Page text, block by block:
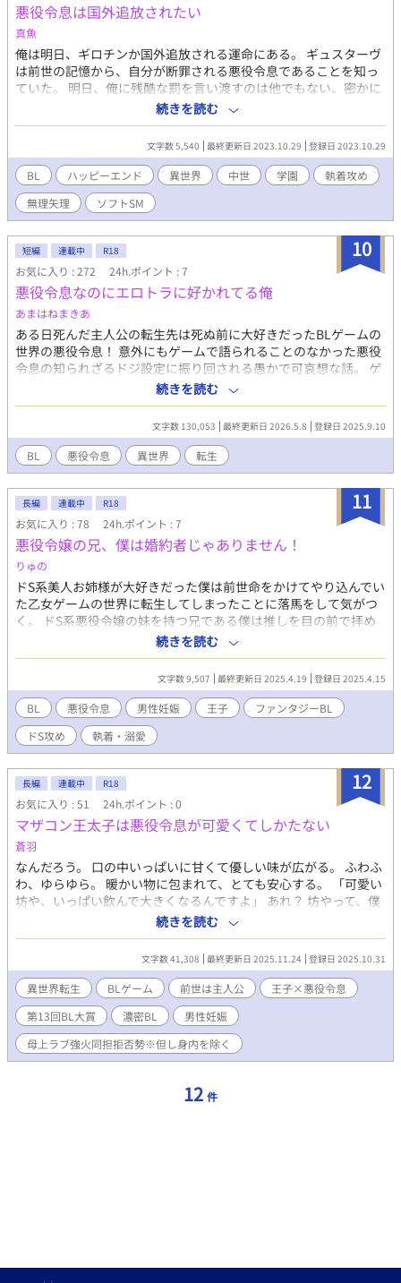
悪役令息は国外追放されたい
真魚
俺は明日、ギロチンか国外追放される運命にある。 ギュスターヴ
は前世の記憶から、自分が断罪される悪役令息であることを知っ
ていた。 明日、俺に残酷な罰を言い渡すのは他でもない、密かに
想いを寄せていた学友のリュシアン第二王子だ。 絶望と焦燥の
中、ギュスターヴは最後の夜もSMプレイをしてくれる娼館に足を
運んだ。 だって、この娼館の男娼、リュシアンに声がそっくりだ
から…… 「第二王子×悪役令息」の乙女ゲーム転生ものです。 ム
ーンライトノベルズにも掲載しています。
続きを読む
文字数 5,540 最終更新日 2023.10.29 登録日 2023.10.29
BL ハッピーエンド 異世界 中世 学園
執着攻め
無理矢理
ソフトSM
10
短編 連載中 R18
お気に入り : 272 24h.ポイント : 7
悪役令息なのにエロトラに好かれてる俺
あまはねまきあ
ある日死んだ主人公の転生先は死ぬ前に大好きだったBLゲームの
世界の悪役令息！ 意外にもゲームで語られることのなかった悪役
令息の知られざるドジ設定に振り回される愚かで可哀想な話。 ゲ
ーム内でも美形と謳われる悪役令息のせいで何をしても攻略対象
者(以外も)好感度が上がってしまい振り回され続ける悪役令息。
果たして彼は無事に追放されて可愛い女の子を捕まえて穏やかな
老後を迎えることができるのか──────！ 毎週金曜日に1話
ずつ更新(の予定) 主人公総受けもの 王子×悪役令息 本編において
他でカップリングが成立(合体)することは無いです。
続きを読む
文字数 130,053 最終更新日 2026.5.8 登録日 2025.9.10
BL 悪役令息 異世界 転生
11
長編 連載中 R18
お気に入り : 78 24h.ポイント : 7
悪役令嬢の兄、僕は婚約者じゃありません！
りゅの
ドS系美人お姉様が大好きだった僕は前世命をかけてやり込んでい
た乙女ゲームの世界に転生してしまったことに落馬をして気がつ
く。 ドS系悪役令嬢の妹を持つ兄である僕は推しを目の前で拝め
ることに感動！絶対に幸せにしてやるから＿＿ ＿＿＿＿＿待て
よ、悪役令嬢に兄なんていたっけ？ みたいな話 ※前世は女です
が、今世はしっかり性自認男です。かつて女性だった経験も生か
してめちゃくちゃモテる設定です。 王子×悪役令息になる予定で
す。 ⚠️男性妊娠描写があります。同性婚あり、魔力入れれば妊娠
できるファンタジーです。 ⚠️主人公も周りも平気で人を殺しま
す。 朝と夜の2話ずつ更新
続きを読む
文字数 9,507 最終更新日 2025.4.19 登録日 2025.4.15
BL 悪役令息 男性妊娠 王子
ファンタジーBL
ドS攻め
執着・溺愛
12
長編 連載中 R18
お気に入り : 51 24h.ポイント : 0
マザコン王太子は悪役令息が可愛くてしかたない
蒼羽
なんだろう。 口の中いっぱいに甘くて優しい味が広がる。 ふわふ
わ、ゆらゆら。 暖かい物に包まれて、とても安心する。 「可愛い
坊や、いっぱい飲んで大きくなるんですよ」 あれ？ 坊やって、僕
の事？ そっか、僕今は赤ちゃんなんだっけ。 え？いやいや、赤ち
ゃんってどういう事？ だって僕死んだはずだよね？ 気付いたら赤
ちゃんになっていた僕。 そんな僕を抱いて柔らかく微笑むのは、
僕が冤罪で断罪してやるはずだった”悪役令息”だった。 その光景
をすぐ傍で見守っているのが、僕を処刑台に送り自ら執行した”王
太子殿下”だ。 どういう事⁉と混乱する頭でも、お乳を飲む口は止
まらない。 平凡な日本人だったはずの自分が、気付くとBLゲーム
の主人公に転生していた。 「よし、ハーレムでも作り上げるか
な」と調子に乗って、悪役令息に冤罪を着せた結果、処刑台に送
って”王太子殿下”と”悪役令息”の元に生まれてくるなんて！ 異世
界転生してBLゲームの主人公になって色々やらかした”僕”が、再
続きを読む
文字数 41,308 最終更新日 2025.11.24 登録日 2025.10.31
異世界転生 BLゲーム 前世は主人公
王子×悪役令息
第13回BL大賞
濃密BL
男性妊娠
母上ラブ強火同担拒否勢※但し身内を除く
12 件